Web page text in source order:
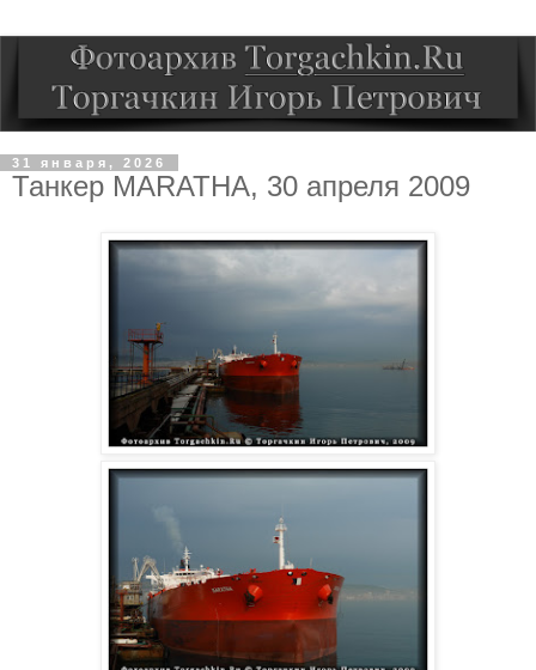
31 января, 2026
Танкер MARATHA, 30 апреля 2009